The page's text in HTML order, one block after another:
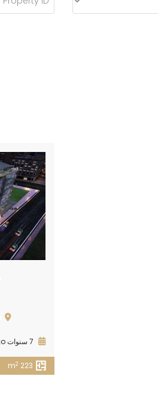
223 m
2